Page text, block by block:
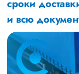
сроки
и всю